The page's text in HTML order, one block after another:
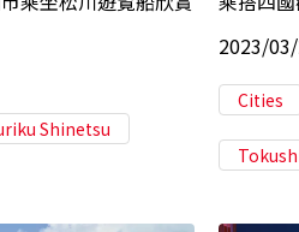
Shinetsu
2023/
Cities